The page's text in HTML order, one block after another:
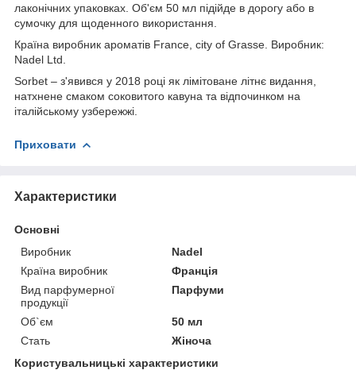
лаконічних упаковках. Об'єм 50 мл підійде в дорогу або в
сумочку для щоденного використання.
Країна виробник ароматів France, city of Grasse. Виробник:
Nadel Ltd.
Sorbet – з'явився у 2018 році як лімітоване літнє видання,
натхнене смаком соковитого кавуна та відпочинком на
італійському узбережжі.
Приховати
Характеристики
Основні
Виробник
Nadel
Країна виробник
Франція
Вид парфумерної
продукції
Парфуми
Об`єм
50 мл
Стать
Жіноча
Користувальницькі характеристики